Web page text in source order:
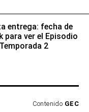
entrega: fecha de
para ver el Episodio
2
Contenido GEC